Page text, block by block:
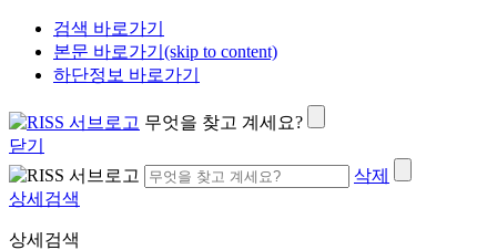
검색 바로가기
본문 바로가기(skip to content)
하단정보 바로가기
무엇을 찾고 계세요?
닫기
삭제
상세검색
상세검색